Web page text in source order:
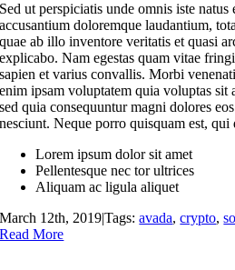
Sed ut perspiciatis unde omnis iste
accusantium doloremque laudantium,
quae ab illo inventore veritatis et quasi
explicabo. Nam egestas quam vitae
sapien et varius convallis. Morbi
enim ipsam voluptatem quia voluptas sit
sed quia consequuntur magni dolores
nesciunt. Neque porro quisquam est,
Lorem ipsum dolor sit amet
Pellentesque nec tor ultrices
Aliquam ac ligula aliquet
March 12th, 2019|Tags:avada,crypto,
Read More